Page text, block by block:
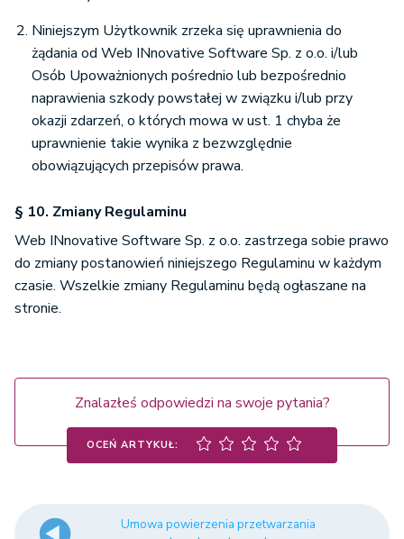
Niniejszym Użytkownik zrzeka się uprawnienia do
żądania od Web INnovative Software Sp. z o.o. i/lub
Osób Upoważnionych pośrednio lub bezpośrednio
naprawienia szkody powstałej w związku i/lub przy
okazji zdarzeń, o których mowa w ust. 1 chyba że
uprawnienie takie wynika z bezwzględnie
obowiązujących przepisów prawa.
§ 10. Zmiany Regulaminu
Web INnovative Software Sp. z o.o. zastrzega sobie prawo
do zmiany postanowień niniejszego Regulaminu w każdym
czasie. Wszelkie zmiany Regulaminu będą ogłaszane na
stronie.
Znalazłeś odpowiedzi na swoje pytania?
OCEŃ ARTYKUŁ:
Umowa powierzenia przetwarzania